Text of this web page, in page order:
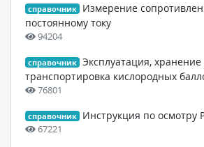
справочник
Измерение
постоянному току
94204
справочник Эксплуатация, хранение
транспортировка кислородных
76801
справочник Инструкция по
67221